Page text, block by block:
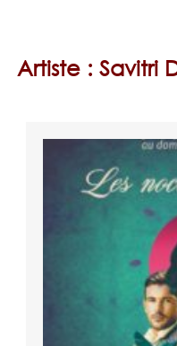
Artiste : Savitri